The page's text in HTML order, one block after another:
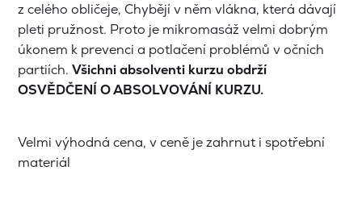
z celého obličeje, Chybějí v něm vlákna, která dávají
pleti pružnost. Proto je mikromasáž velmi dobrým
úkonem k prevenci a potlačení problémů v očních
partiích.Všichni absolventi kurzu obdrží
OSVĚDČENÍ O ABSOLVOVÁNÍ KURZU.
Velmi výhodná cena, v ceně je zahrnut i spotřební
materiál